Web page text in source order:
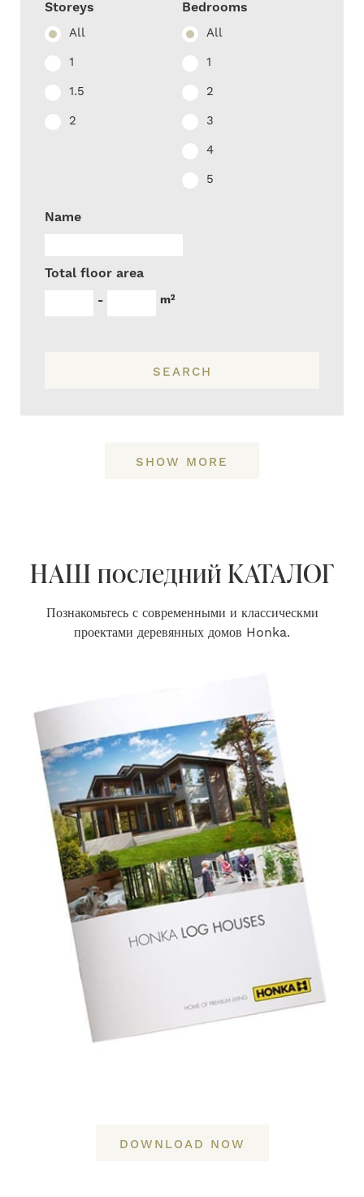
Storeys
All
1
1.5
2
Bedrooms
All
1
2
3
4
5
Name
Total floor area
- m²
SEARCH
SHOW MORE
НАШ последний КАТАЛОГ
Познакомьтесь с современными и классическми
проектами деревянных домов Honka.
DOWNLOAD NOW